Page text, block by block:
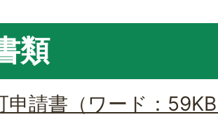
類
申請書（ワード：